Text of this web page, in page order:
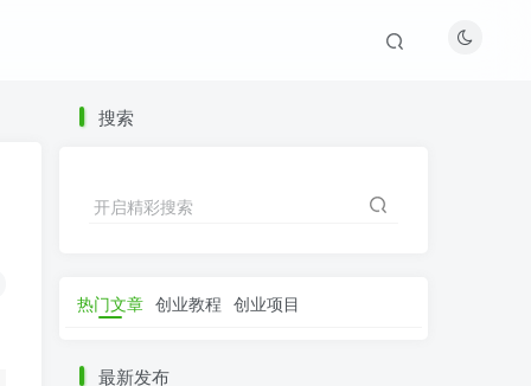
搜索
开启精彩搜索
热门文章 创业教程 创业项目
最新发布